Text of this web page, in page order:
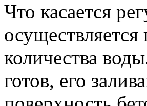
Что касается
количества
готов, его